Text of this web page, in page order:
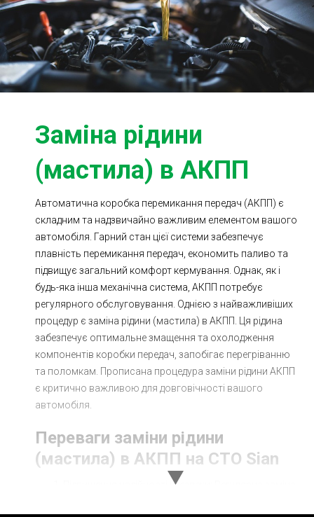
Заміна рідини
(мастила) в АКПП
Автоматична коробка перемикання передач (АКПП) є
складним та надзвичайно важливим елементом вашого
автомобіля. Гарний стан цієї системи забезпечує
плавність перемикання передач, економить паливо та
підвищує загальний комфорт кермування. Однак, як і
будь-яка інша механічна система, АКПП потребує
регулярного обслуговування. Однією з найважливіших
процедур є заміна рідини (мастила) в АКПП. Ця рідина
забезпечує оптимальне змащення та охолодження
компонентів коробки передач, запобігає перегріванню
та поломкам. Прописана процедура заміни рідини АКПП
є критично важливою для довговічності вашого
автомобіля.
Переваги заміни рідини
(мастила) в АКПП на СТО Sian
Підвищення надійності і безпеки: Регулярна заміна